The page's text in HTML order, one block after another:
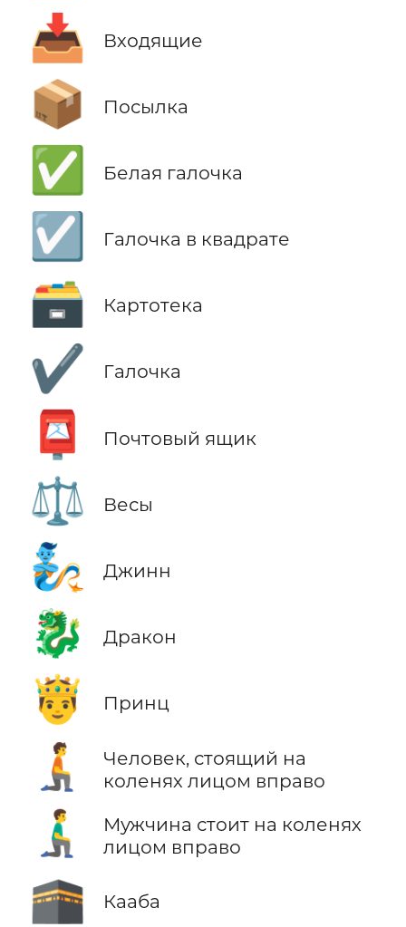
📥 Входящие
📦 Посылка
✅ Белая галочка
☑️ Галочка в квадрате
🗃️ Картотека
✔️ Галочка
📮 Почтовый ящик
⚖️ Весы
🧞 Джинн
🐉 Дракон
🤴 Принц
🧎‍➡️
Человек, стоящий на
коленях лицом вправо
🧎‍♂️‍➡️
Мужчина стоит на коленях
лицом вправо
🕋 Кааба